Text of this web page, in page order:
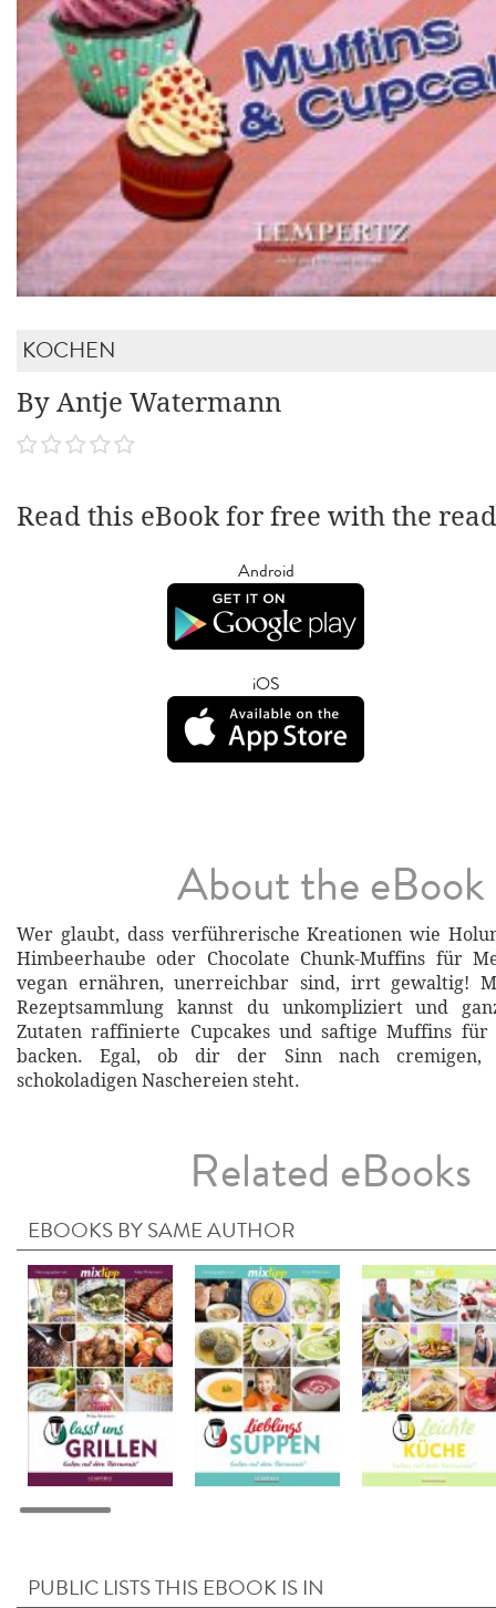
KOCHEN
By Antje Watermann
Read this eBook for free with the
Android
iOS
About the eBook
Wer glaubt, dass verführerische Kreationen wie
Himbeerhaube oder Chocolate Chunk-Muffins für
vegan ernähren, unerreichbar sind, irrt gewaltig!
Rezeptsammlung kannst du unkompliziert und
Zutaten raffinierte Cupcakes und saftige Muffins für
backen. Egal, ob dir der Sinn nach cremigen,
schokoladigen Naschereien steht.
Related eBooks
EBOOKS BY SAME AUTHOR
PUBLIC LISTS THIS EBOOK IS IN